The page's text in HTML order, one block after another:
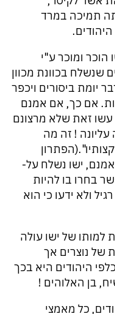
תמיכה במרד
הוכר ומוכר ע"י
שנשלח בכוונת מכוון
יומת ביסורים ויכפר
אם כך, אם אמנם
עשו זאת שלא מרצונם
עליונה ! זה מה
אמנם, ישו נשלח על-
בחרו בו להיות
ולא ידעו כי הוא
של ישו עולה
של נוצרים אך
היהודים היא בכך
בן האלוהים !
כל מאמצי